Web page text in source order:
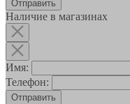
Наличие в магазинах
Имя:
Телефон:
Отправить